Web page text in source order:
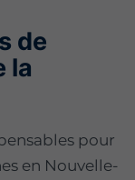
de
la
pour
en Nouvelle-